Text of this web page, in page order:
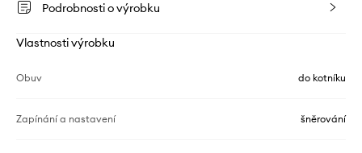
Podrobnosti o výrobku
Vlastnosti výrobku
Obuv do kotníku
Zapínání a nastavení šněrování